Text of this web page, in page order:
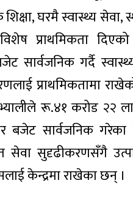
घरमै स्वास्थ्य सेवा,
प्राथमिकता
गर्दै
प्राथमिकतामा
रू.४१ करोड २२
बजेट सार्वजनिक
सेवा सुदृढीकरणसँगै
केन्द्रमा राखेका छन् ।